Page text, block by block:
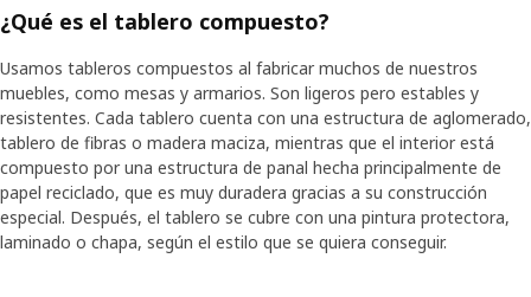
¿Qué es el tablero compuesto?
Usamos tableros compuestos al fabricar muchos de nuestros
muebles, como mesas y armarios. Son ligeros pero estables y
resistentes. Cada tablero cuenta con una estructura de aglomerado,
tablero de fibras o madera maciza, mientras que el interior está
compuesto por una estructura de panal hecha principalmente de
papel reciclado, que es muy duradera gracias a su construcción
especial. Después, el tablero se cubre con una pintura protectora,
laminado o chapa, según el estilo que se quiera conseguir.